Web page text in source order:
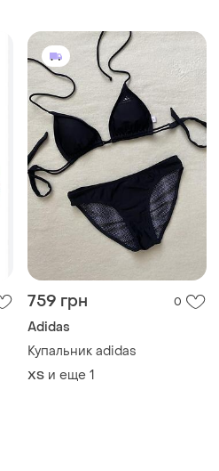
759 грн 0
Adidas
Купальник adidas
ХS и еще 1